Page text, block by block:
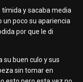
y sacaba media
un poco su apariencia
por que le di
su buen culo y sus
sin tomar en